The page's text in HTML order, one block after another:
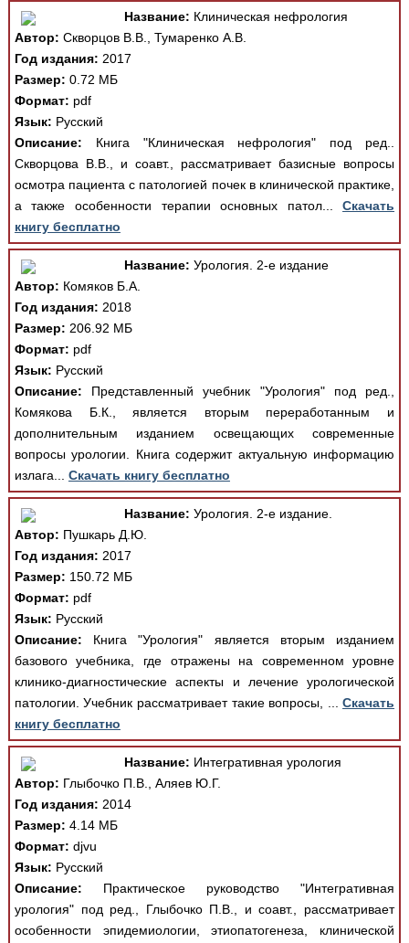
Название: Клиническая нефрология
Автор: Скворцов В.В., Тумаренко А.В.
Год издания: 2017
Размер: 0.72 МБ
Формат: pdf
Язык: Русский
Описание: Книга "Клиническая нефрология" под ред..
Скворцова В.В., и соавт., рассматривает базисные вопросы
осмотра пациента с патологией почек в клинической практике,
а также особенности терапии основных патол...Скачать
книгу бесплатно
Название: Урология. 2-е издание
Автор: Комяков Б.А.
Год издания: 2018
Размер: 206.92 МБ
Формат: pdf
Язык: Русский
Описание: Представленный учебник "Урология" под ред.,
Комякова Б.К., является вторым переработанным и
дополнительным изданием освещающих современные
вопросы урологии. Книга содержит актуальную информацию
излага... Скачать книгу бесплатно
Название: Урология. 2-е издание.
Автор: Пушкарь Д.Ю.
Год издания: 2017
Размер: 150.72 МБ
Формат: pdf
Язык: Русский
Описание: Книга "Урология" является вторым изданием
базового учебника, где отражены на современном уровне
клинико-диагностические аспекты и лечение урологической
патологии. Учебник рассматривает такие вопросы, ...Скачать
книгу бесплатно
Название: Интегративная урология
Автор: Глыбочко П.В., Аляев Ю.Г.
Год издания: 2014
Размер: 4.14 МБ
Формат: djvu
Язык: Русский
Описание: Практическое руководство "Интегративная
урология" под ред., Глыбочко П.В., и соавт., рассматривает
особенности эпидемиологии, этиопатогенеза, клинической